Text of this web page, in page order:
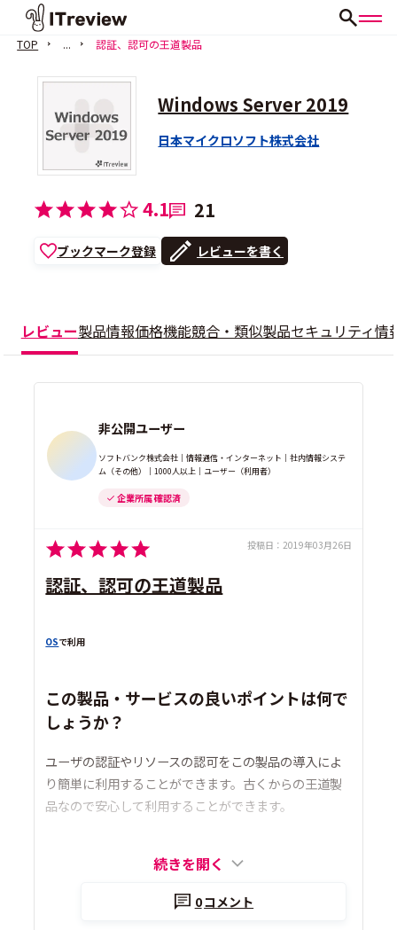
TOP ... 認証、認可の王道製品
Windows Server 2019
日本マイクロソフト株式会社
4.1 21
ブックマーク登録 レビューを書く
レビュー製品情報価格機能競合・類似製品セキュリティ情
非公開ユーザー
ソフトバンク株式会社｜情報通信・インターネット｜社内情報システ
ム（その他）｜1000人以上｜ユーザー（利用者）
企業所属 確認済
投稿日： 2019年03月26日
認証、認可の王道製品
OSで利用
この製品・サービスの良いポイントは何で
しょうか？
ユーザの認証やリソースの認可をこの製品の導入によ
り簡単に利用することができます。古くからの王道製
品なので安心して利用することができます。
続きを開く
0コメント